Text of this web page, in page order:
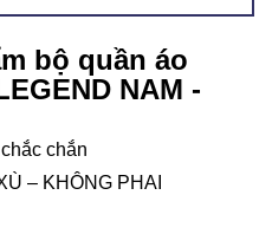
bộ quần áo
NAM -
chắn
– KHÔNG PHAI